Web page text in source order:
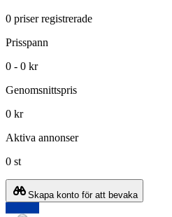
0 priser registrerade
Prisspann
0 - 0 kr
Genomsnittspris
0 kr
Aktiva annonser
0 st
Skapa konto för att bevaka